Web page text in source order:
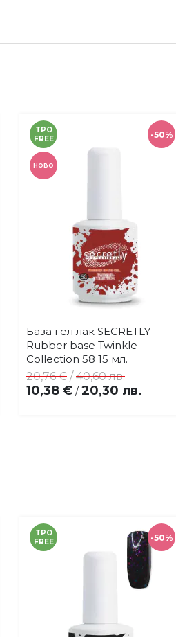
-50%
TPO
FREE
НОВО
Добави
в
любими
Купи
База гел лак SECRETLY
Rubber base Twinkle
Collection 58 15 мл.
10,38 € / 20,30 лв.
20,76 € /40,60 лв.
-50%
TPO
FREE